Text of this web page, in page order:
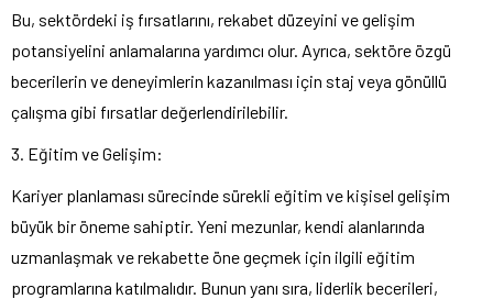
Bu, sektördeki iş fırsatlarını, rekabet düzeyini ve gelişim
potansiyelini anlamalarına yardımcı olur. Ayrıca, sektöre özgü
becerilerin ve deneyimlerin kazanılması için staj veya gönüllü
çalışma gibi fırsatlar değerlendirilebilir.
3. Eğitim ve Gelişim:
Kariyer planlaması sürecinde sürekli eğitim ve kişisel gelişim
büyük bir öneme sahiptir. Yeni mezunlar, kendi alanlarında
uzmanlaşmak ve rekabette öne geçmek için ilgili eğitim
programlarına katılmalıdır. Bunun yanı sıra, liderlik becerileri,